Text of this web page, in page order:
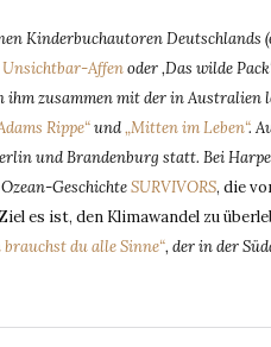
Kinderbuchautoren Deutschlands
Unsichtbar-Affenoder ‚Das wilde
ihm zusammen mit der in Australien
Rippe“und„Mitten im Leben“.
und Brandenburg statt. Bei
GeschichteSURVIVORS, die
es ist, den Klimawandel zu
du alle Sinne“, der in der